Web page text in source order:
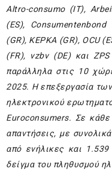
Altro-consumo(IT),
(ES), Consumentenbond
(GR), KEPKA (GR), OCU(
(FR), vzbv(DE) καιZPS
παράλληλα στις 10
2025. Hεπεξεργασία
ηλεκτρονικού
Euroconsumers. Σε κάθε
απαντήσεις, με
από ενήλικες και
δείγμα του πληθυσμού